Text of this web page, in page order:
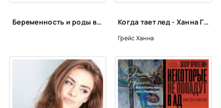
Беременность и роды в 40 лет: откровенный монолог читательницы НЭН о трудностях, радостях и надеждах отложенного материнства Когда тает лед - Ханна Грейс
Грейс Ханна